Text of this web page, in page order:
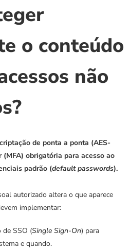
o conteúdo
não
de ponta a ponta (AES-
obrigatória para acesso ao
padrão (default passwords).
autorizado altera o que aparece
implementar:
de SSO (Single Sign-On) para
e quando.